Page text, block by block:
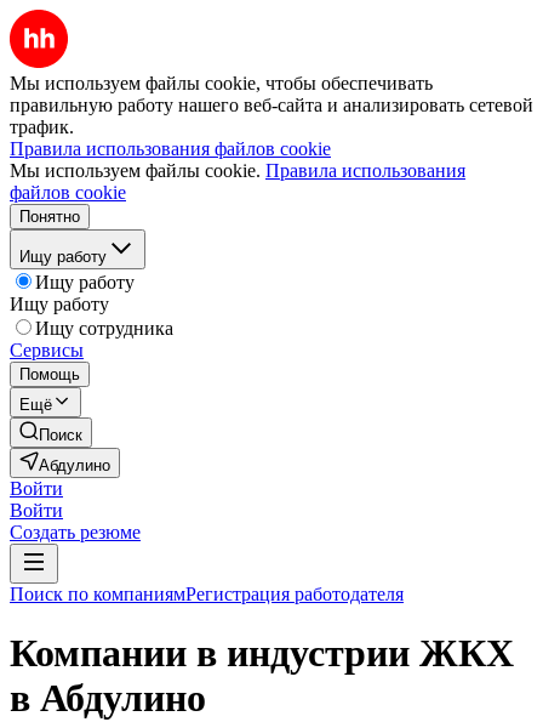
Мы используем файлы cookie, чтобы обеспечивать
правильную работу нашего веб-сайта и анализировать сетевой
трафик.
Правила использования файлов cookie
Мы используем файлы cookie. Правила использования
файлов cookie
Понятно
Ищу работу
Ищу работу
Ищу работу
Ищу сотрудника
Сервисы
Помощь
Ещё
Поиск
Абдулино
Войти
Войти
Создать резюме
Поиск по компаниямРегистрация работодателя
Компании в индустрии ЖКХ
в Абдулино